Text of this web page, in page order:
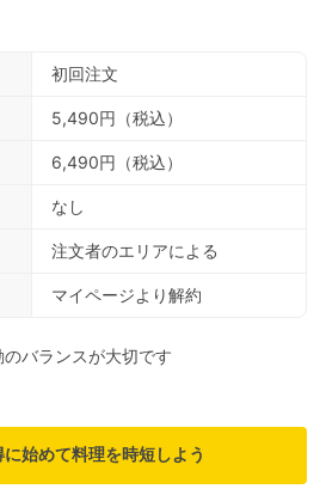
初回注文
5,490円（税込）
6,490円（税込）
なし
注文者のエリアによる
マイページより解約
バランスが大切です
に始めて料理を時短しよう